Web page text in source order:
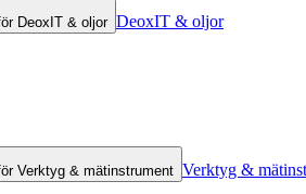
DeoxIT & oljor DeoxIT & oljor
Verktyg & mätinstrument Verktyg &